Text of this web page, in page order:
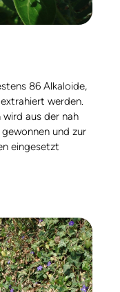
86 Alkaloide,
extrahiert werden.
aus der nah
gewonnen und zur
eingesetzt